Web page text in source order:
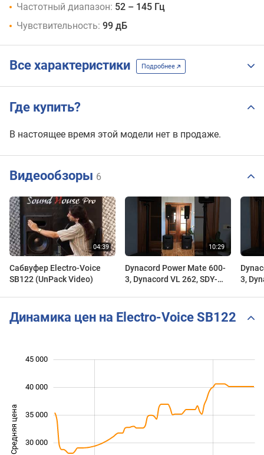
Частотный диапазон: 52 – 145 Гц
Чувствительность: 99 дБ
Все характеристики Подробнее
Где купить?
В настоящее время этой модели нет в продаже.
Видеообзоры 6
Сабвуфер Electro-Voice
SB122 (UnPack Video)
Dynacord Power Mate 600-
3, Dynacord VL 262, SDY-
3,
Динамика цен на Electro-Voice SB122
Средняя цена 30 000
35 000
40 000
45 000